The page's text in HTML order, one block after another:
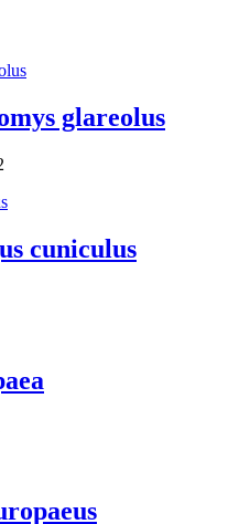
glareolus
cuniculus